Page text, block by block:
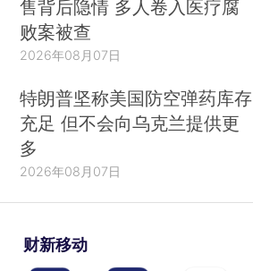
售背后隐情 多人卷入医疗腐
败案被查
2026年08月07日
特朗普坚称美国防空弹药库存
充足 但不会向乌克兰提供更
多
2026年08月07日
财新移动